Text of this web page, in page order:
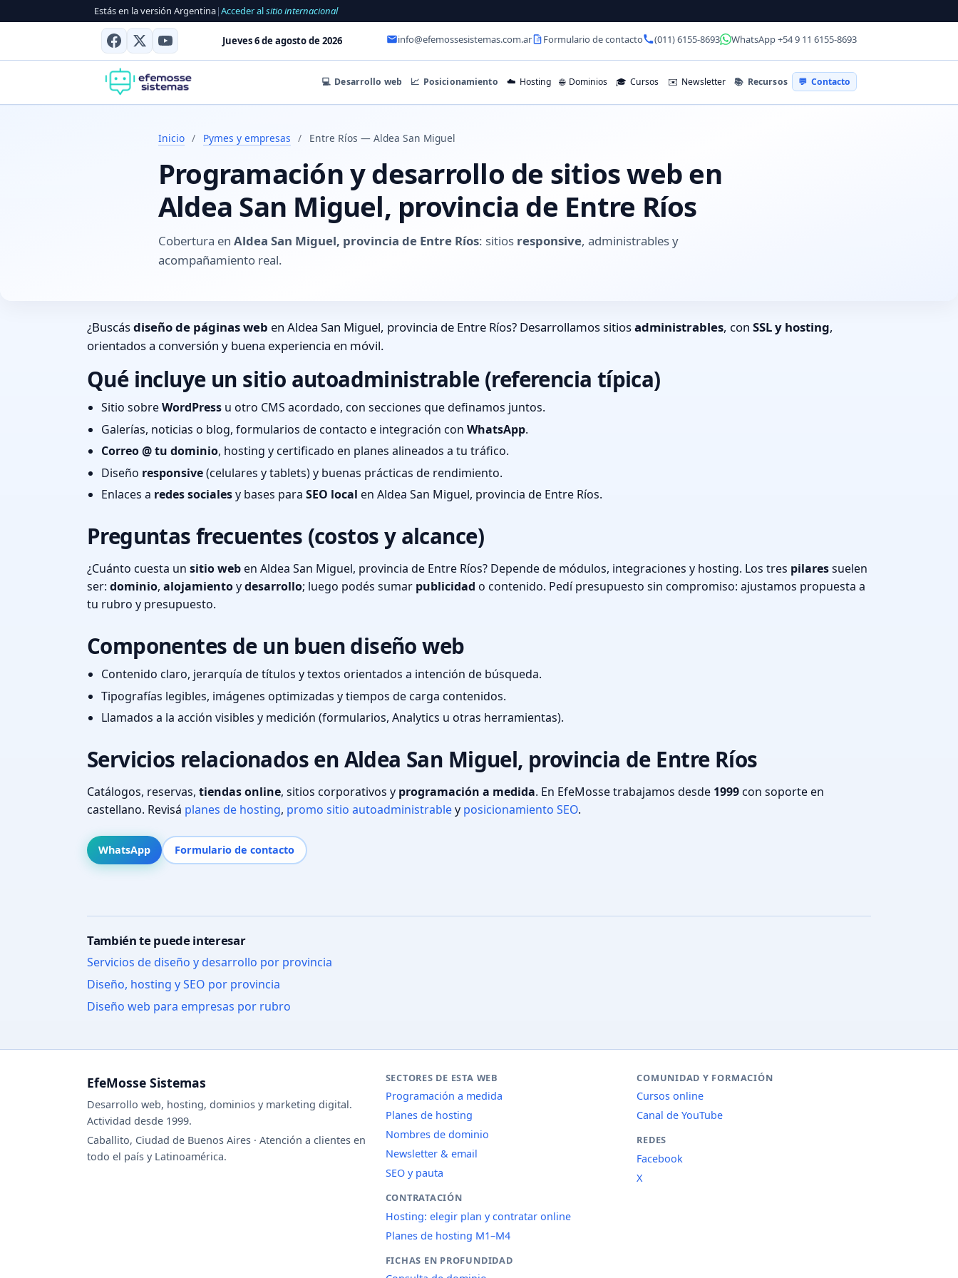
Estás en la versión Argentina|Acceder alsitio internacional
Jueves 6 de agosto de 2026 info@efemossesistemas.com.ar Formulario de contacto (011) 6155-8693 WhatsApp +54 9 11 6155-8693
💻 Desarrollo web 📈 Posicionamiento ☁️ Hosting 🌐 Dominios 🎓 Cursos ✉️ Newsletter 📚 Recursos 💬 Contacto
Inicio / Pymes y empresas / Entre Ríos — Aldea San Miguel
Programación y desarrollo de sitios web en
Aldea San Miguel, provincia de Entre Ríos
Cobertura en Aldea San Miguel, provincia de Entre Ríos: sitios responsive, administrables y
acompañamiento real.
¿Buscásdiseño de páginas web en Aldea San Miguel, provincia de Entre Ríos? Desarrollamos sitiosadministrables, con SSL y hosting,
orientados a conversión y buena experiencia en móvil.
Qué incluye un sitio autoadministrable (referencia típica)
Sitio sobreWordPress u otro CMS acordado, con secciones que definamos juntos.
Galerías, noticias o blog, formularios de contacto e integración con WhatsApp.
Correo @ tu dominio, hosting y certificado en planes alineados a tu tráfico.
Diseño responsive(celulares y tablets) y buenas prácticas de rendimiento.
Enlaces a redes socialesy bases para SEO local en Aldea San Miguel, provincia de Entre Ríos.
Preguntas frecuentes (costos y alcance)
¿Cuánto cuesta un sitio weben Aldea San Miguel, provincia de Entre Ríos? Depende de módulos, integraciones y hosting. Los tres pilaressuelen
ser: dominio, alojamientoydesarrollo; luego podés sumar publicidad o contenido. Pedí presupuesto sin compromiso: ajustamos propuesta a
tu rubro y presupuesto.
Componentes de un buen diseño web
Contenido claro, jerarquía de títulos y textos orientados a intención de búsqueda.
Tipografías legibles, imágenes optimizadas y tiempos de carga contenidos.
Llamados a la acción visibles y medición (formularios, Analytics u otras herramientas).
Servicios relacionados en Aldea San Miguel, provincia de Entre Ríos
Catálogos, reservas, tiendas online, sitios corporativos y programación a medida. En EfeMosse trabajamos desde 1999con soporte en
castellano. Revisá planes de hosting, promo sitio autoadministrabley posicionamiento SEO.
WhatsApp Formulario de contacto
También te puede interesar
Servicios de diseño y desarrollo por provincia
Diseño, hosting y SEO por provincia
Diseño web para empresas por rubro
EfeMosse Sistemas
Desarrollo web, hosting, dominios y marketing digital.
Actividad desde 1999.
Caballito, Ciudad de Buenos Aires · Atención a clientes en
todo el país y Latinoamérica.
SECTORES DE ESTA WEB
Programación a medida
Planes de hosting
Nombres de dominio
Newsletter & email
SEO y pauta
CONTRATACIÓN
Hosting: elegir plan y contratar online
Planes de hosting M1–M4
FICHAS EN PROFUNDIDAD
COMUNIDAD Y FORMACIÓN
Cursos online
Canal de YouTube
REDES
Facebook
X